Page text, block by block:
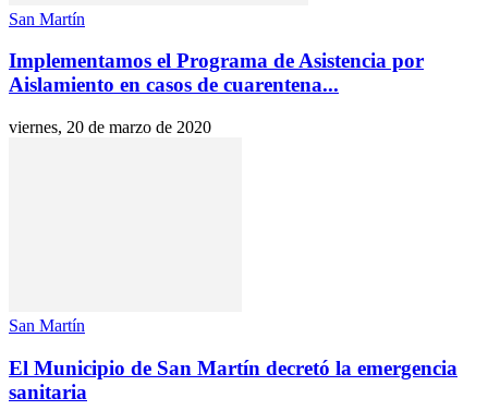
San Martín
Implementamos el Programa de Asistencia por
Aislamiento en casos de cuarentena...
viernes, 20 de marzo de 2020
San Martín
El Municipio de San Martín decretó la emergencia
sanitaria